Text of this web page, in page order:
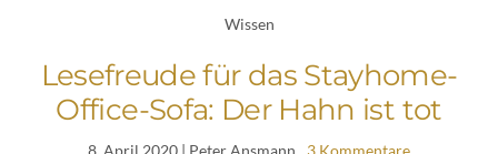
Wissen
Lesefreude für das Stayhome-
Office-Sofa: Der Hahn ist tot